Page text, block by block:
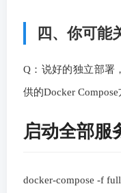
四、你可能
Q：说好的独立部署
供的Docker
启动全部服
docker-compose -f